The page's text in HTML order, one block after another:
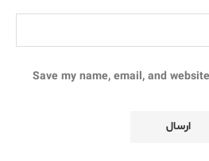
Save my name, email, and